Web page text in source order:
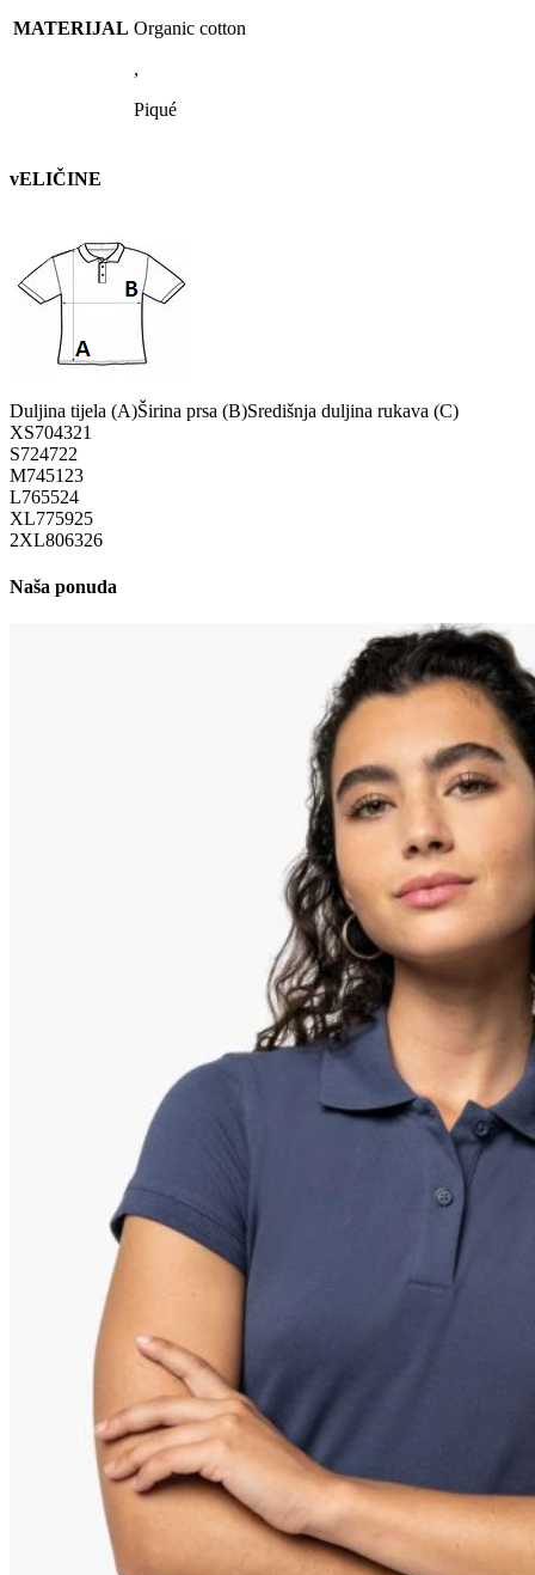
MATERIJAL Organic cotton
,
Piqué
vELIČINE
Duljina tijela (A)Širina prsa (B)Središnja duljina rukava (C)
XS704321
S724722
M7451 23
L765524
XL775925
2XL806326
Naša ponuda